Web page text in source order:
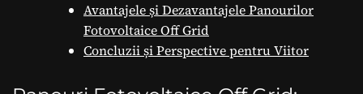
Avantajele și Dezavantajele Panourilor
Fotovoltaice Off Grid
Concluzii și Perspective pentru Viitor